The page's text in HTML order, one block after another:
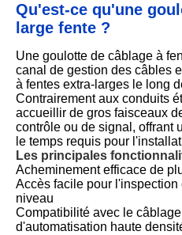
Qu'est-ce qu'une
large fente ?
Une goulotte de câblage à
canal de gestion des câbles
à fentes extra-larges le long
Contrairement aux conduits
accueillir de gros faisceaux
contrôle ou de signal, offrant
le temps requis pour
Les principales
Acheminement efficace de
Accès facile pour
niveau
Compatibilité avec le
d'automatisation haute